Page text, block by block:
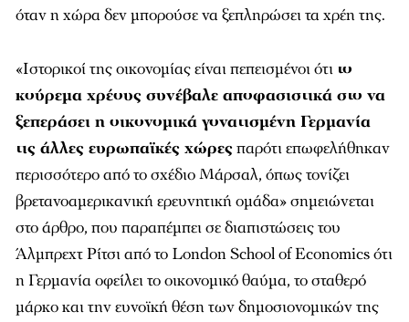
όταν η χώρα δεν μπορούσε να ξεπληρώσει τα χρέη της.
«Ιστορικοί της οικονομίας είναι πεπεισμένοι ότι το
κούρεμα χρέους συνέβαλε αποφασιστικά στο να
ξεπεράσει η οικονομικά γονατισμένη Γερμανία
τις άλλες ευρωπαϊκές χώρεςπαρότι επωφελήθηκαν
περισσότερο από το σχέδιο Μάρσαλ, όπως τονίζει
βρετανοαμερικανική ερευνητική ομάδα» σημειώνεται
στο άρθρο, που παραπέμπει σε διαπιστώσεις του
Άλμπρεχτ Ρίτσι από το London School of Economics ότι
η Γερμανία οφείλει το οικονομικό θαύμα, το σταθερό
μάρκο και την ευνοϊκή θέση των δημοσιονομικών της